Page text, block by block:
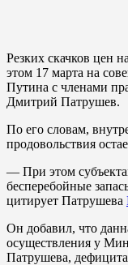
Резких скачков цен
этом 17 марта на
Путина с членами
Дмитрий Патрушев.
По его словам,
продовольствия
— При этом
бесперебойные
цитирует Патрушева
Он добавил, что
осуществления у
Патрушева,